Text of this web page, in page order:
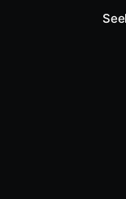
为什么发怒呢？
蒙悦纳？你若行
却要制伏它。” 该
隐起来打他兄弟
里向我哀告。 8月
弟的血有声音从